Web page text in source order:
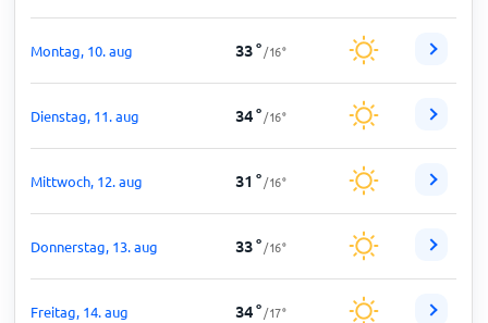
Montag, 10. aug 33° /16°
Dienstag, 11. aug 34° /16°
Mittwoch, 12. aug 31 ° /16°
Donnerstag, 13. aug 33° /16°
Freitag, 14. aug 34° /17°